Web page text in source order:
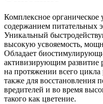
Комплексное
содержанием питательных
Уникальный
высокую усвояемость,
Обладает
активизирующим развитие
на протяжении всего цикла
также для восстановления
вредителей и во время
такого как цветение.